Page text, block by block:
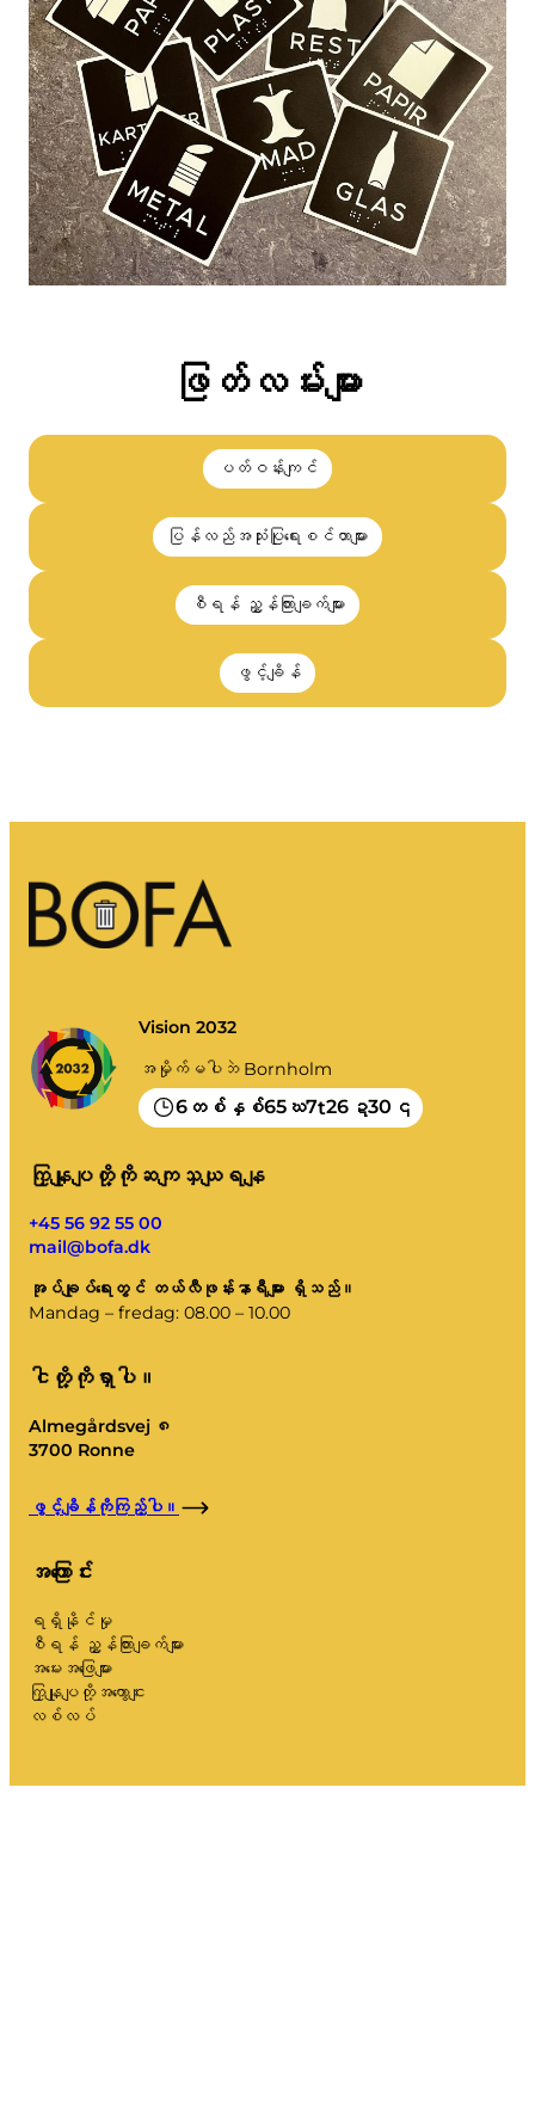
ဖြတ်လမ်းများ
ပတ်ဝန်းကျင်
ပြန်လည်အသုံးပြုရေးစင်တာများ
စီရန် ညွှန်ကြားချက်များ
ဖွင့်ချိန်
Vision 2032
အမှိုက်မပါဘဲ Bornholm
6တစ်နှစ်65ဃ7t26ဍ30 ၎
ကြှနျုပျတို့ကိုဆကျသှယျရနျ
+45 56 92 55 00
mail@bofa.dk
အုပ်ချုပ်ရေးတွင် တယ်လီဖုန်းနာရီများ ရှိသည်။
Mandag – fredag: 08.00 – 10.00
ငါတို့ကိုရှာပါ။
Almegårdsvej ၈
3700 Ronne
ဖွင့်ချိန်ကိုကြည့်ပါ။
အကြောင်း
ရရှိနိုင်မှု
စီရန် ညွှန်ကြားချက်များ
အမေးအဖြေများ
ကြှနျုပျတို့အကွောငျး
လစ်လပ်